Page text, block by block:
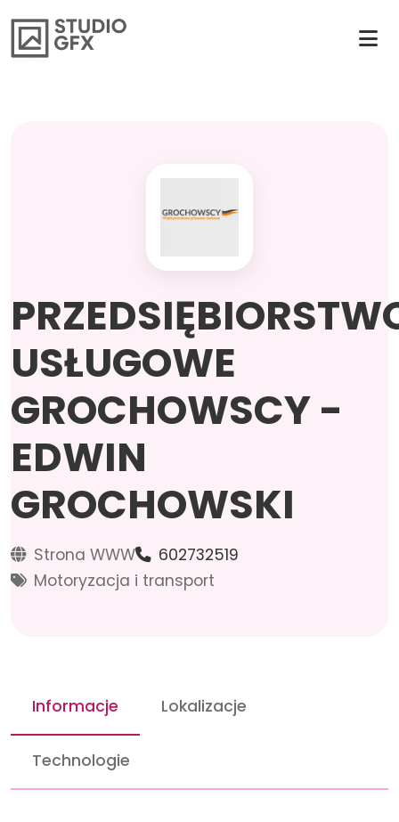
USŁUGOWE
GROCHOWSCY -
EDWIN
GROCHOWSKI
Strona WWW
602732519
Motoryzacja i transport
Informacje Lokalizacje
Technologie